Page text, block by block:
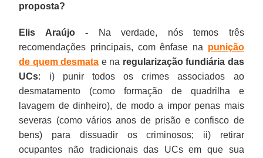
proposta?
Elis Araújo - Na verdade, nós temos três
recomendações principais, com ênfase na punição
de quem desmata e na regularização fundiária das
UCs: i) punir todos os crimes associados ao
desmatamento (como formação de quadrilha e
lavagem de dinheiro), de modo a impor penas mais
severas (como vários anos de prisão e confisco de
bens) para dissuadir os criminosos; ii) retirar
ocupantes não tradicionais das UCs em que sua